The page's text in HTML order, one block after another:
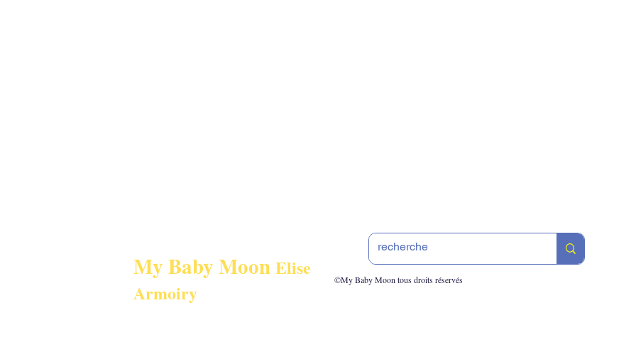
My Baby Moon Elise
Armoiry
©My Baby Moon tous droits réservés